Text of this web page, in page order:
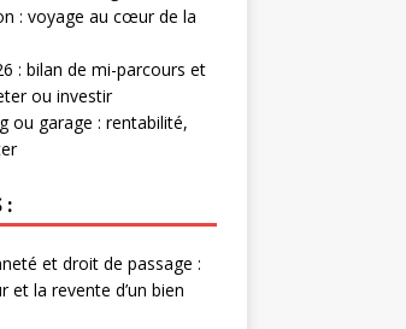
: voyage au cœur de la
: bilan de mi-parcours et
ou investir
ou garage : rentabilité,
:
et droit de passage :
et la revente d’un bien